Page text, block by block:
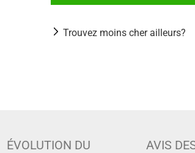
Trouvez moins cher ailleurs?
ÉVOLUTION DU
AVIS